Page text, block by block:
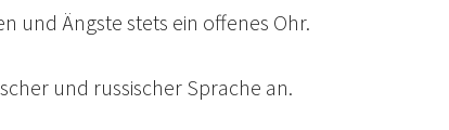
und Ängste stets ein offenes Ohr.
und russischer Sprache an.